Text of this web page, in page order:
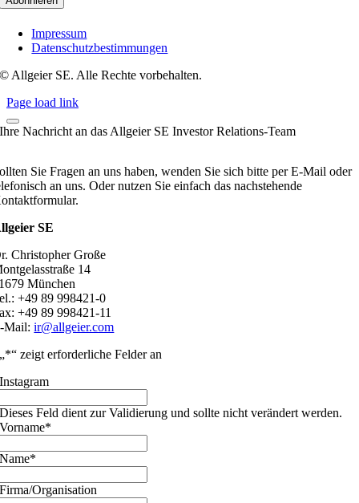
Impressum
Datenschutzbestimmungen
© Allgeier SE. Alle Rechte vorbehalten.
Page load link
Ihre Nachricht an das Allgeier SE Investor Relations-Team
Sie Fragen an uns haben, wenden Sie sich bitte per E-Mail oder
an uns. Oder nutzen Sie einfach das nachstehende
SE
Christopher Große
14
München
+49 89 998421-0
+49 89 998421-11
Mail:ir@allgeier.com
„*“ zeigt erforderliche Felder an
Instagram
Dieses Feld dient zur Validierung und sollte nicht verändert werden.
Vorname*
Name*
Firma/Organisation